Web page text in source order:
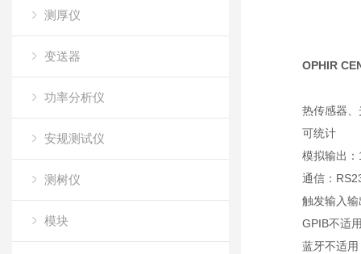
测厚仪
变送器
功率分析仪
安规测试仪
测树仪
模块
OPHIR
热传感器
可统计
模拟输出
通信：
触发输入输
GPIB不适
蓝牙不适用